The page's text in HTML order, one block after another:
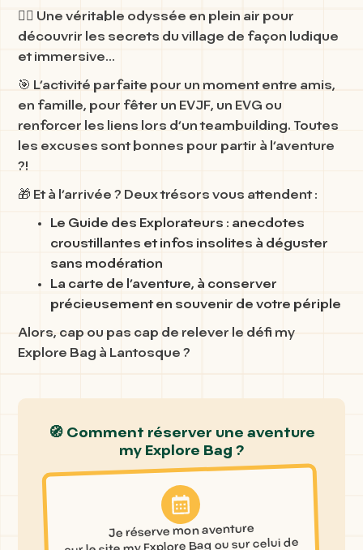
🚶‍♀️ Une véritable odyssée en plein air pour
découvrir les secrets du village de façon ludique
et immersive…
🎯 L’activité parfaite pour un moment entre amis,
en famille, pour fêter un EVJF, un EVG ou
renforcer les liens lors d’un teambuilding. Toutes
les excuses sont bonnes pour partir à l’aventure
?!
🎁 Et à l’arrivée ? Deux trésors vous attendent :
Le Guide des Explorateurs : anecdotes
croustillantes et infos insolites à déguster
sans modération
La carte de l’aventure, à conserver
précieusement en souvenir de votre périple
Alors, cap ou pas cap de relever le défi my
Explore Bag à Lantosque ?
🧭 Comment réserver une aventure
my Explore Bag ?
Je réserve mon aventure